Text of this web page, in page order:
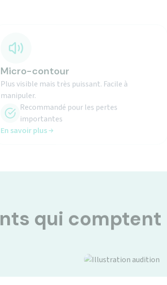
Plus visible mais très puissant. Facile à
manipuler.
Recommandé pour les pertes
importantes
En savoir plus
qui comptent